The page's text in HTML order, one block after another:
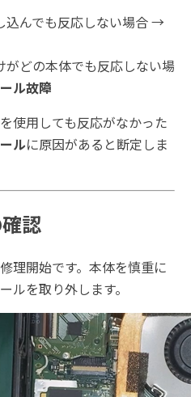
込んでも反応しない場合 →
がどの本体でも反応しない場
ル故障
使用しても反応がなかった
ルに原因があると断定しま
認
理開始です。本体を慎重に
ルを取り外します。